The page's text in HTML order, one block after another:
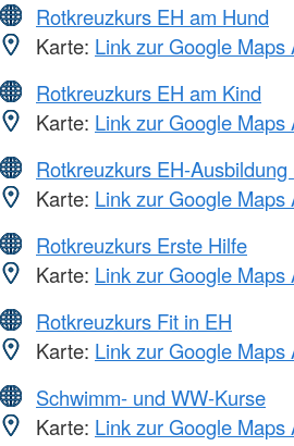
Rotkreuzkurs EH am Hund
Karte: Link zur Google Maps
Rotkreuzkurs EH am Kind
Karte: Link zur Google Maps
Rotkreuzkurs EH-Ausbildung
Karte: Link zur Google Maps
Rotkreuzkurs Erste Hilfe
Karte: Link zur Google Maps
Rotkreuzkurs Fit in EH
Karte: Link zur Google Maps
Schwimm- und WW-Kurse
Karte: Link zur Google Maps